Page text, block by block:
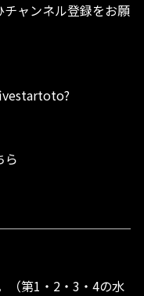
ャンネル登録をお願
ら
（第1・2・3・4の水